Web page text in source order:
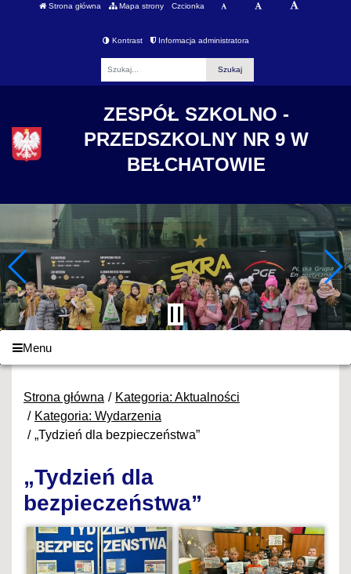
Strona główna Mapa strony Czcionka
Kontrast Informacja administratora
ZESPÓŁ SZKOLNO -
PRZEDSZKOLNY NR 9 W
BEŁCHATOWIE
Menu
Strona główna
Kategoria: Aktualności
Kategoria: Wydarzenia
„Tydzień dla bezpieczeństwa”
„Tydzień dla
bezpieczeństwa”